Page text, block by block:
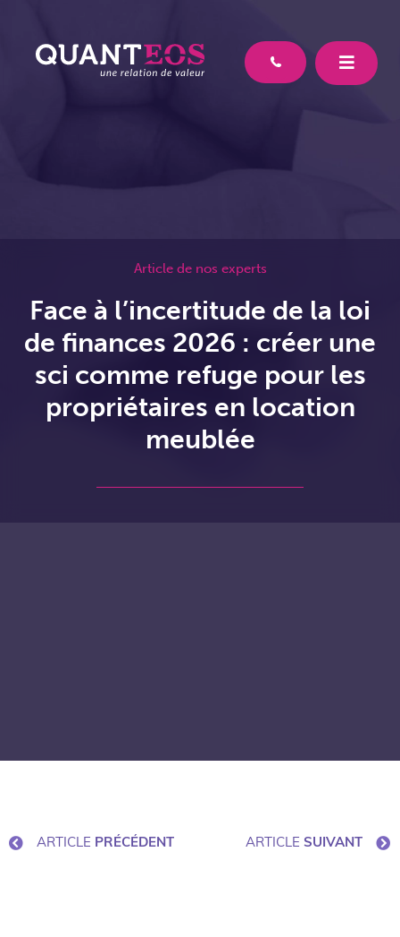
Article de nos experts
Face à l’incertitude de la loi
de finances 2026 : créer une
sci comme refuge pour les
propriétaires en location
meublée
ARTICLE PRÉCÉDENT ARTICLE SUIVANT